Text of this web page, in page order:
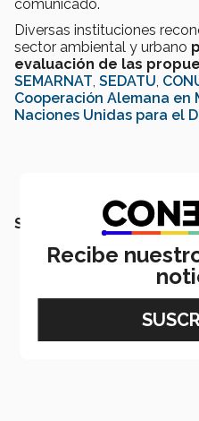
comunicado.
Diversas instituciones
sector ambiental y urbano
evaluación de las
SEMARNAT, SEDATU,
Cooperación Alemana en
Naciones Unidas para el
SEGURAMENTE QUERRÁS
Recibe